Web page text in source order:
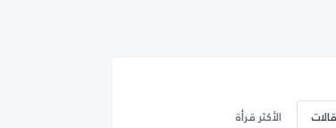
الأكثر قرأة